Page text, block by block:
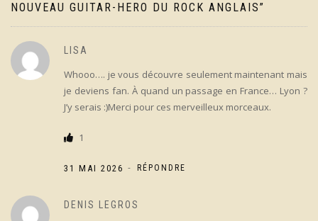
NOUVEAU GUITAR-HERO DU ROCK ANGLAIS”
LISA
Whooo…. je vous découvre seulement maintenant mais
je deviens fan. À quand un passage en France… Lyon ?
J’y serais :)Merci pour ces merveilleux morceaux.
1
31 MAI 2026 - RÉPONDRE
DENIS LEGROS